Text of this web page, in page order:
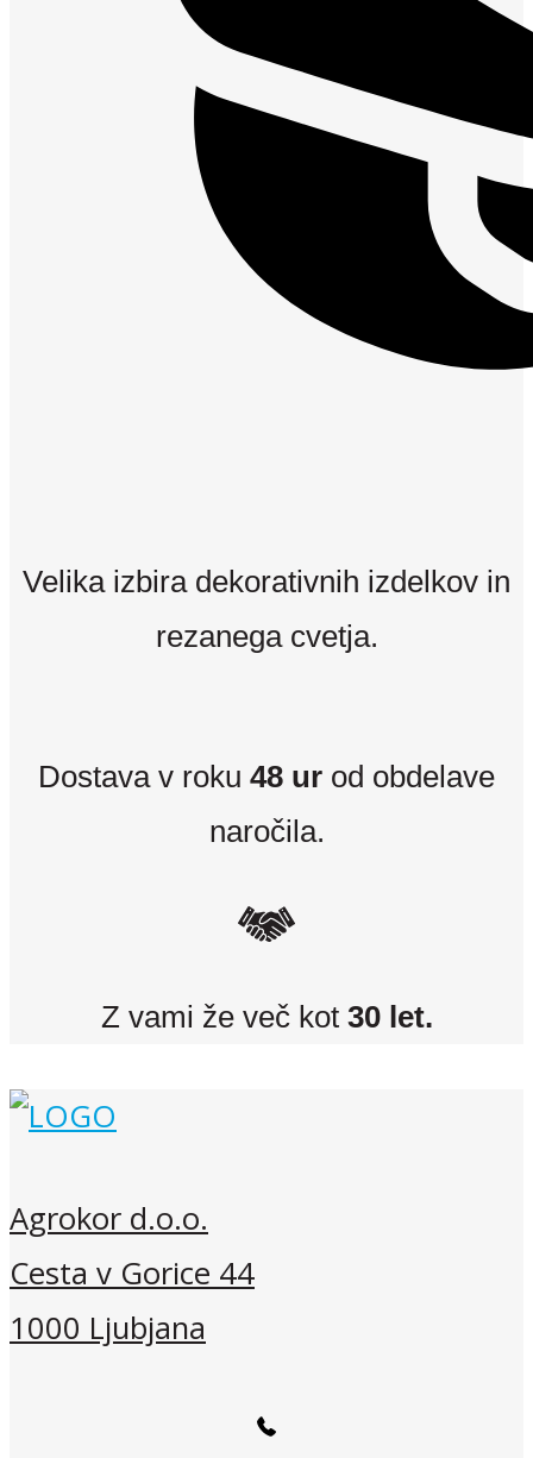
Velika izbira dekorativnih izdelkov in
rezanega cvetja.
Dostava v roku 48 ur od obdelave
naročila.
Z vami že več kot 30 let.
Agrokor d.o.o.
Cesta v Gorice 44
1000 Ljubjana